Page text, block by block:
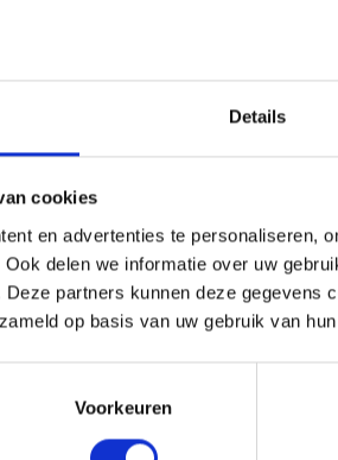
Details
cookies
en advertenties te personaliseren,
delen we informatie over uw
partners kunnen deze gegevens
op basis van uw gebruik van
Voorkeuren
het buitenland om zo de
gaat daarom uit naar
dan direct! Of neem contact
werkt.nl